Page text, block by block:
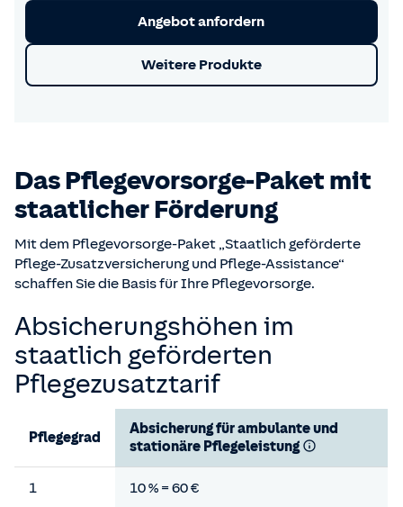
Angebot anfordern
Weitere Produkte
Das Pflege­vorsorge-Paket mit
staatlicher Förderung
Mit dem Pflegevorsorge-Paket „Staatlich geförderte
Pflege-Zusatzversicherung und Pflege-Assistance“
schaffen Sie die Basis für Ihre Pflegevorsorge.
Absicherungshöhen im
staatlich geförderten
Pflegezusatztarif
Pflegegrad
Absicherung für ambulante und
stationäre Pflegeleistung
1 10 % = 60 €